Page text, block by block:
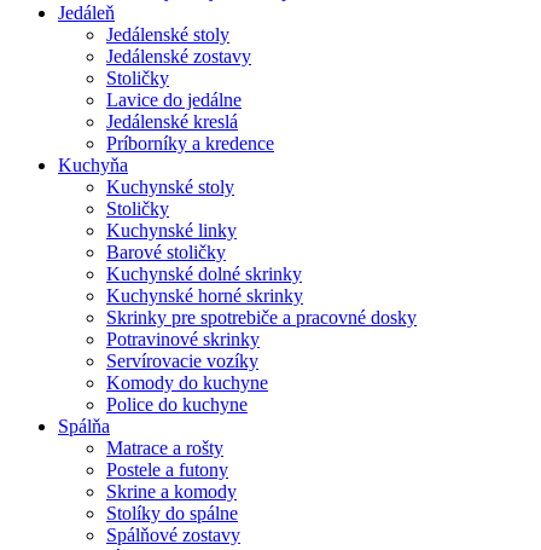
Jedáleň
Jedálenské stoly
Jedálenské zostavy
Stoličky
Lavice do jedálne
Jedálenské kreslá
Príborníky a kredence
Kuchyňa
Kuchynské stoly
Stoličky
Kuchynské linky
Barové stoličky
Kuchynské dolné skrinky
Kuchynské horné skrinky
Skrinky pre spotrebiče a pracovné dosky
Potravinové skrinky
Servírovacie vozíky
Komody do kuchyne
Police do kuchyne
Spálňa
Matrace a rošty
Postele a futony
Skrine a komody
Stolíky do spálne
Spálňové zostavy